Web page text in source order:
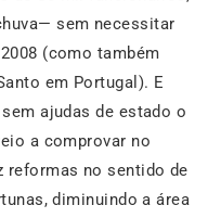
sem necessitar
(como também
em Portugal). E
ajudas de estado o
a comprovar no
reformas no sentido de
diminuindo a área